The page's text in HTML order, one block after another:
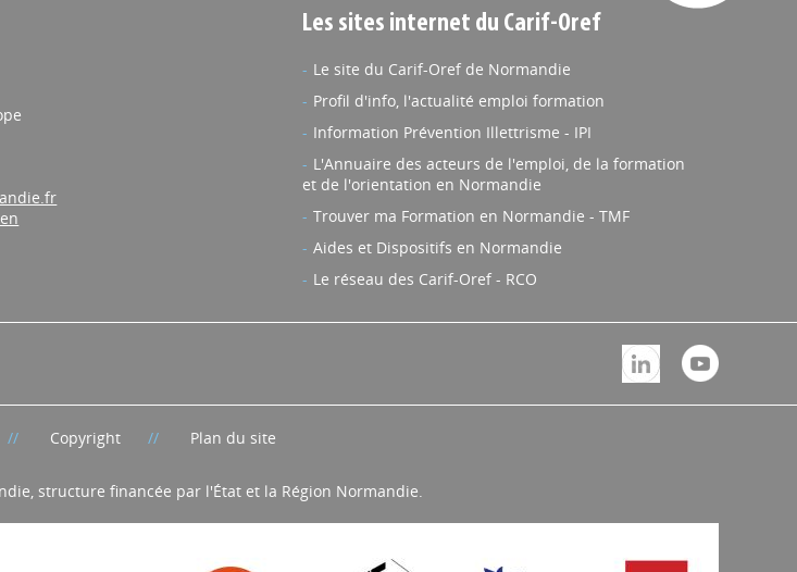
Les sites internet du Carif-Oref
Le site du Carif-Oref de Normandie
Profil d'info, l'actualité emploi formation
Information Prévention Illettrisme - IPI
L'Annuaire des acteurs de l'emploi, de la formation
et de l'orientation en Normandie
Trouver ma Formation en Normandie - TMF
Aides et Dispositifs en Normandie
Le réseau des Carif-Oref - RCO
Copyright Plan du site
structure financée par l'État et la Région Normandie.